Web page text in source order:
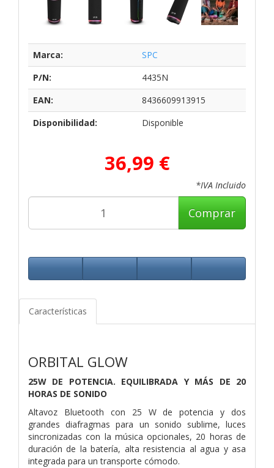
Marca:
SPC
P/N:
4435N
EAN:
8436609913915
Disponibilidad:
Disponible
36,99 €
*IVA Incluido
Comprar
Características
ORBITAL GLOW
25W DE POTENCIA. EQUILIBRADA Y MÁS DE 20
HORAS DE SONIDO
Altavoz Bluetooth con 25 W de potencia y dos
grandes diafragmas para un sonido sublime, luces
sincronizadas con la música opcionales, 20 horas de
duración de la batería, alta resistencia al agua y asa
integrada para un transporte cómodo.